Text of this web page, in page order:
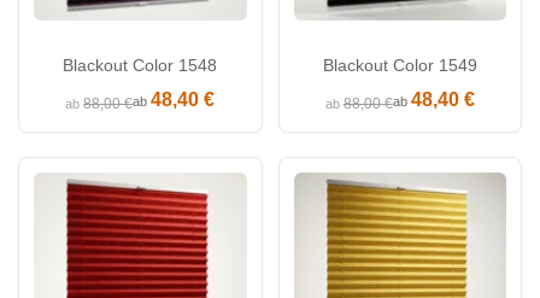
Blackout Color 1548
ab88,00 €ab48,40 €
Blackout Color 1549
ab88,00 €ab 48,40 €